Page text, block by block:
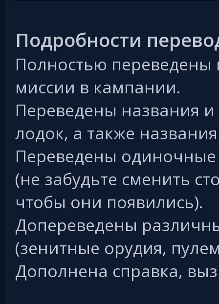
Подробности
Полностью
миссии в кампании.
Переведены названия
лодок, а также
Переведены
(не забудьте сменить
чтобы они появились).
Допереведены
(зенитные орудия,
Дополнена справка,